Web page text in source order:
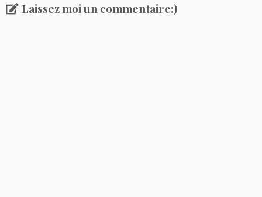
Laissez moi un commentaire:)